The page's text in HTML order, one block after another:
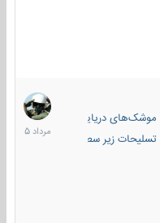
دریایی
زیر سطحی
2
مرداد
1405